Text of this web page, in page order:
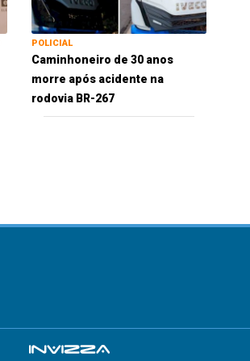
POLICIAL
Caminhoneiro de 30 anos
morre após acidente na
rodovia BR-267